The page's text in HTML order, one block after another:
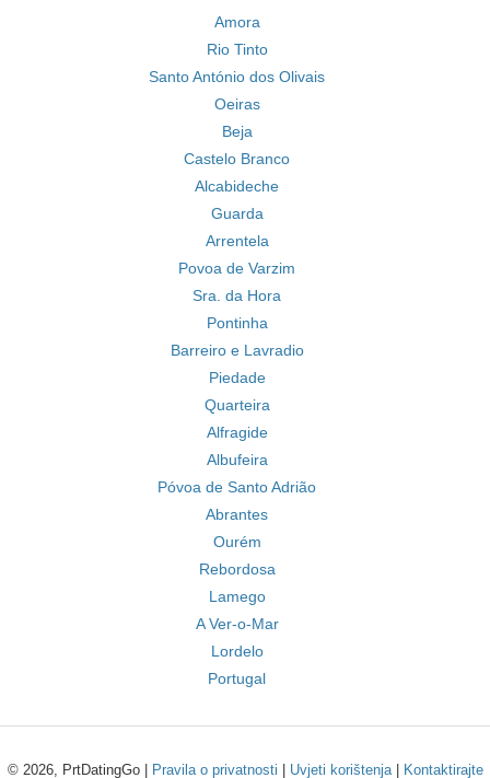
Amora
Rio Tinto
Santo António dos Olivais
Oeiras
Beja
Castelo Branco
Alcabideche
Guarda
Arrentela
Povoa de Varzim
Sra. da Hora
Pontinha
Barreiro e Lavradio
Piedade
Quarteira
Alfragide
Albufeira
Póvoa de Santo Adrião
Abrantes
Ourém
Rebordosa
Lamego
A Ver-o-Mar
Lordelo
Portugal
© 2026, PrtDatingGo | Pravila o privatnosti Uvjeti korištenja| Kontaktirajte